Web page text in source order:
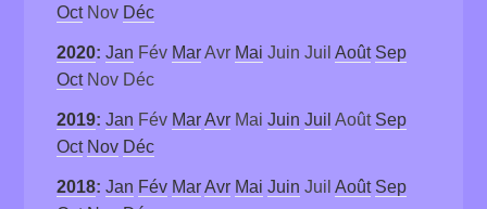
Oct Nov Déc
2020:Jan Fév Mar Avr Mai Juin Juil Août Sep
Oct Nov Déc
2019:Jan Fév Mar Avr Mai Juin Juil Août Sep
Oct Nov Déc
2018:Jan Fév Mar Avr Mai Juin Juil Août Sep